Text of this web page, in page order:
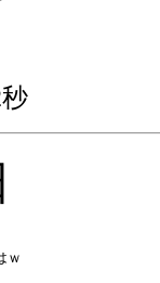
ｗ